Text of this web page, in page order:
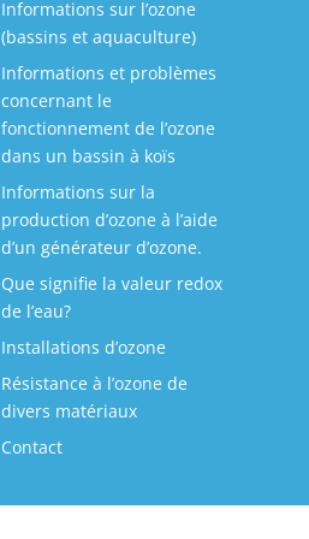
Informations sur l’ozone
(bassins et aquaculture)
Informations et problèmes
concernant le
fonctionnement de l’ozone
dans un bassin à koïs
Informations sur la
production d’ozone à l’aide
d’un générateur d’ozone.
Que signifie la valeur redox
de l’eau?
Installations d’ozone
Résistance à l’ozone de
divers matériaux
Contact